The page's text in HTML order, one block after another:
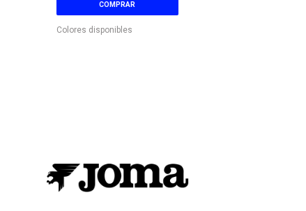
COMPRAR
Colores disponibles